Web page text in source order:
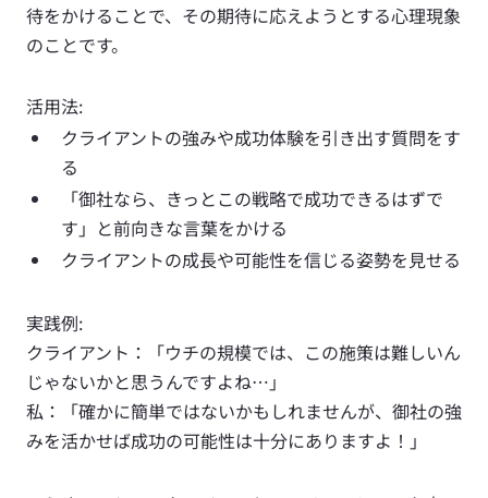
待をかけることで、その期待に応えようとする心理現象
のことです。
活用法:
クライアントの強みや成功体験を引き出す質問をす
る
「御社なら、きっとこの戦略で成功できるはずで
す」と前向きな言葉をかける
クライアントの成長や可能性を信じる姿勢を見せる
実践例:
クライアント：「ウチの規模では、この施策は難しいん
じゃないかと思うんですよね…」
私：「確かに簡単ではないかもしれませんが、御社の強
みを活かせば成功の可能性は十分にありますよ！」